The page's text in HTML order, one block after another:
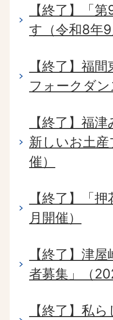
【終了】「
す（令和8年9
【終了】福
フォークダ
【終了】福
新しいお土
催）
【終了】「
月開催）
【終了】津
者募集」（
【終了】私